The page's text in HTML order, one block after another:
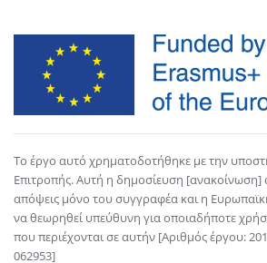
Το έργο αυτό χρηματοδοτήθηκε με την
Επιτροπής. Αυτή η δημοσίευση [ανακοίνωση]
απόψεις μόνο του συγγραφέα και η
να θεωρηθεί υπεύθυνη για οποιαδήποτε
που περιέχονται σε αυτήν [Αριθμός έργου:
062953]